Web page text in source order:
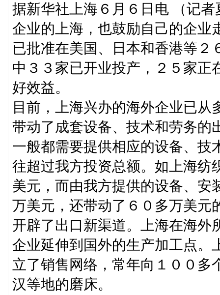
据新华社上海６月６日电 （记
企业的上海，也鼓励自己的企业
已批准在美国、日本和香港等２
中３３家已开业投产，２５家正
好效益。
目前，上海兴办的海外企业已从
带动了成套设备、技术和劳务的
一般都需要提供相应的设备、技
往超过我方投资总额。如上海纺
美元，而由我方提供的设备、安
万美元，还带动了６０多万美元
开辟了出口新渠道。上海在海外
企业延伸到国外的生产加工点。
立了销售网络，常年向１００多
汉等地的磨床。